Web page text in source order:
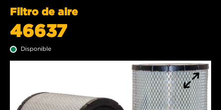
Filtro de aire
46637
Disponible